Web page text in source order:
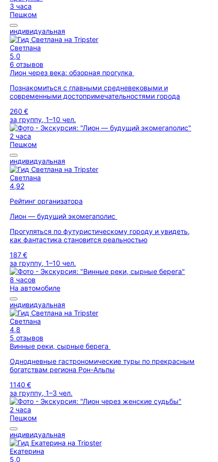
3 часа
Пешком
индивидуальная
Светлана
5,0
6 отзывов
Лион через века: обзорная прогулка
Познакомиться с главными средневековыми и
современными достопримечательностями города
260 €
за группу, 1–10 чел.
2 часа
Пешком
индивидуальная
Светлана
4,92
Рейтинг организатора
Лион — будущий экомегаполис
Прогуляться по футуристическому городу и увидеть,
как фантастика становится реальностью
187 €
за группу, 1–10 чел.
8 часов
На автомобиле
индивидуальная
Светлана
4,8
5 отзывов
Винные реки, сырные берега
Однодневные гастрономические туры по прекрасным
богатствам региона Рон-Альпы
1140 €
за группу, 1–3 чел.
2 часа
Пешком
индивидуальная
Екатерина
5,0